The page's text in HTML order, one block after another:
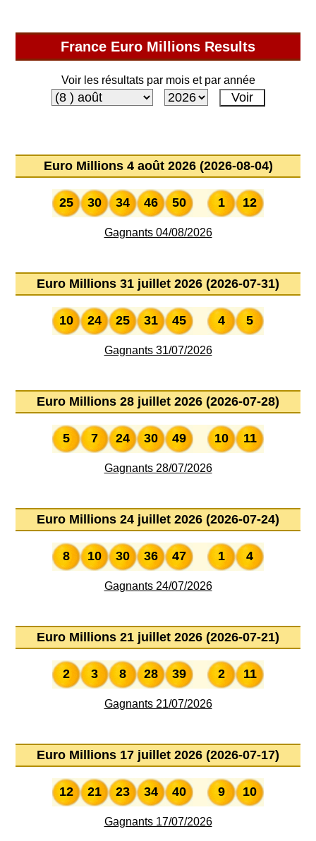
France Euro Millions Results
Voir les résultats par mois et par année
Euro Millions 4 août 2026 (2026-08-04)
25 30 34 46 50 1 12
Gagnants 04/08/2026
Euro Millions 31 juillet 2026 (2026-07-31)
10 24 25 31 45 4 5
Gagnants 31/07/2026
Euro Millions 28 juillet 2026 (2026-07-28)
5 7 24 30 49 10 11
Gagnants 28/07/2026
Euro Millions 24 juillet 2026 (2026-07-24)
8 10 30 36 47 1 4
Gagnants 24/07/2026
Euro Millions 21 juillet 2026 (2026-07-21)
2 3 8 28 39 2 11
Gagnants 21/07/2026
Euro Millions 17 juillet 2026 (2026-07-17)
12 21 23 34 40 9 10
Gagnants 17/07/2026